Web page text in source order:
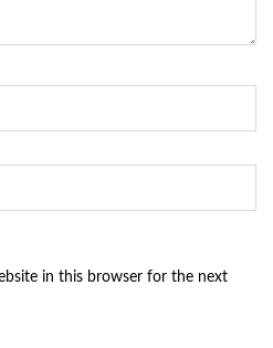
in this browser for the next